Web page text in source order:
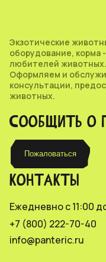
Экзотические
оборудование, корма
любителей животных.
Оформляем и
консультации,
животных.
СООБЩИТЬ О
Пожаловаться
КОНТАКТЫ
Ежедневно с 11:00
+7 (800) 222-70-40
info@panteric.ru